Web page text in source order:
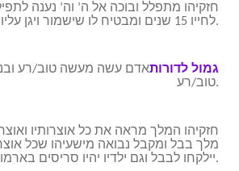
חזקיהו מתפלל ובוכה אל ה’ וה’ נענה
לחייו 15 שנים ומבטיח לו שישמור ויגן עליו ועל ירושלים.
גמול לדורות
טוב/רע.
חזקיהו המלך מראה את כל אוצרותיו
מלך בבל ומקבל נבואה מישעיהו שכל
יילקחו לבבל וגם ילדיו יהיו סריסים בארמון מלך בבל.